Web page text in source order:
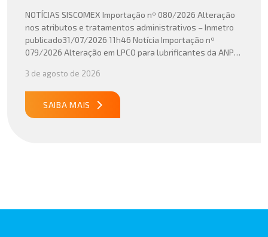
NOTÍCIAS SISCOMEX Importação nº 080/2026 Alteração
nos atributos e tratamentos administrativos – Inmetro
publicado31/07/2026 11h46 Notícia Importação nº
079/2026 Alteração em LPCO para lubrificantes da ANP
078/2026 Atualização do cálculo do Imposto de
Importação no Acordo Mercosul – União Europeia
publicado29/07/2026 18h47 Notícia PUBLICADO DOU
31/07/26 ATO CONJUNTO RFB/CGIBS Nº […]
3 de agosto de 2026
SAIBA MAIS